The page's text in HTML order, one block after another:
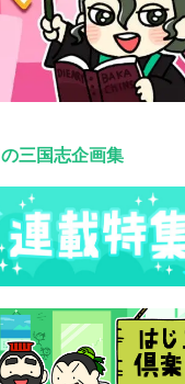
三国志企画集